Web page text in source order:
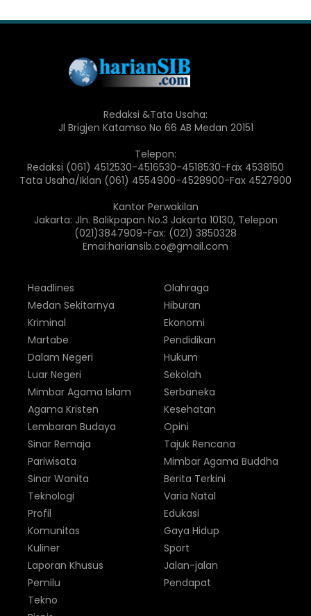
Redaksi &Tata Usaha:
Jl Brigjen Katamso No 66 AB Medan 20151
Telepon:
Redaksi (061) 4512530-4516530-4518530-Fax 4538150
Tata Usaha/Iklan (061) 4554900-4528900-Fax 4527900
Kantor Perwakilan
Jakarta: Jln. Balikpapan No.3 Jakarta 10130, Telepon
(021)3847909-Fax: (021) 3850328
Emai:hariansib.co@gmail.com
Headlines
Medan Sekitarnya
Kriminal
Martabe
Dalam Negeri
Luar Negeri
Olahraga
Hiburan
Ekonomi
Pendidikan
Hukum
Sekolah
Mimbar Agama Islam
Agama Kristen
Lembaran Budaya
Sinar Remaja
Pariwisata
Sinar Wanita
Serbaneka
Kesehatan
Opini
Tajuk Rencana
Mimbar Agama Buddha
Berita Terkini
Teknologi
Profil
Komunitas
Kuliner
Laporan Khusus
Pemilu
Varia Natal
Edukasi
Gaya Hidup
Sport
Jalan-jalan
Pendapat
Tekno